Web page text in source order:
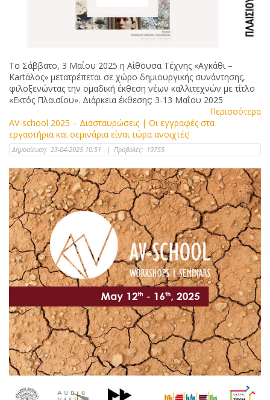
Το Σάββατο, 3 Μαΐου 2025 η Αίθουσα Τέχνης «Αγκάθι –
Kartάλος» μετατρέπεται σε χώρο δημιουργικής συνάντησης,
φιλοξενώντας την ομαδική έκθεση νέων καλλιτεχνών με τίτλο
«Εκτός Πλαισίου». Διάρκεια έκθεσης: 3-13 Μαΐου 2025
Περισσότερα
AV-school 2025 – Διασταυρώσεις | Οι εγγραφές στα
εργαστήρια και σεμινάρια είναι τώρα ανοιχτές!
Δημοσίευση: 23-04-2025 10:51 | Προβολές: 19755